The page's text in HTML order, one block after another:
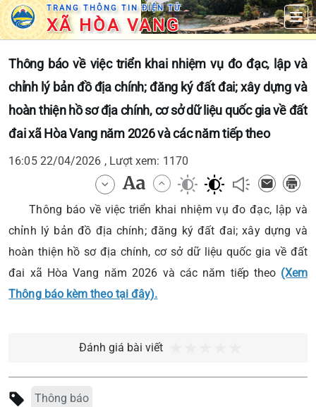
TRANG THÔNG TIN ĐIỆN TỬ
XÃ HÒA VANG
Thông báo về việc triển khai nhiệm vụ đo đạc, lập và
chỉnh lý bản đồ địa chính; đăng ký đất đai; xây dựng và
hoàn thiện hồ sơ địa chính, cơ sở dữ liệu quốc gia về đất
đai xã Hòa Vang năm 2026 và các năm tiếp theo
16:05 22/04/2026 , Lượt xem: 1170
Thông báo về việc triển khai nhiệm vụ đo đạc, lập và
chỉnh lý bản đồ địa chính; đăng ký đất đai; xây dựng và
hoàn thiện hồ sơ địa chính, cơ sở dữ liệu quốc gia về đất
đai xã Hòa Vang năm 2026 và các năm tiếp theo (Xem
Thông báo kèm theo tại đây).
Đánh giá bài viết
Thông báo